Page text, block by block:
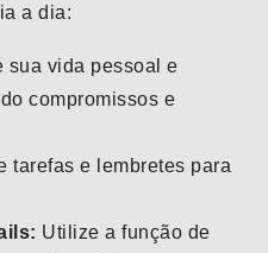
a dia:
sua vida pessoal e
compromissos e
tarefas e lembretes para
Utilize a função de